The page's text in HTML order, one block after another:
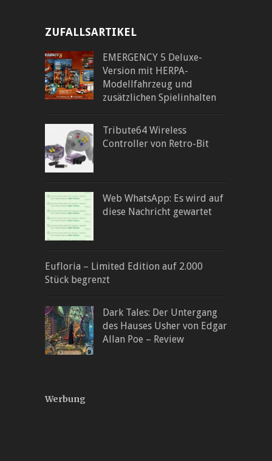
ZUFALLSARTIKEL
EMERGENCY 5 Deluxe-
Version mit HERPA-
Modellfahrzeug und
zusätzlichen Spielinhalten
Tribute64 Wireless
Controller von Retro-Bit
Web WhatsApp: Es wird auf
diese Nachricht gewartet
Eufloria – Limited Edition auf 2.000
Stück begrenzt
Dark Tales: Der Untergang
des Hauses Usher von Edgar
Allan Poe – Review
Werbung